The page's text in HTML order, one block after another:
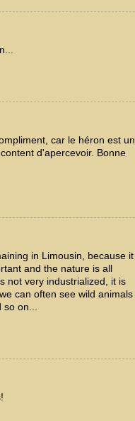
car le héron est un
d'apercevoir. Bonne
in Limousin, because it
and the nature is all
not very industrialized, it is
can often see wild animals
so on...